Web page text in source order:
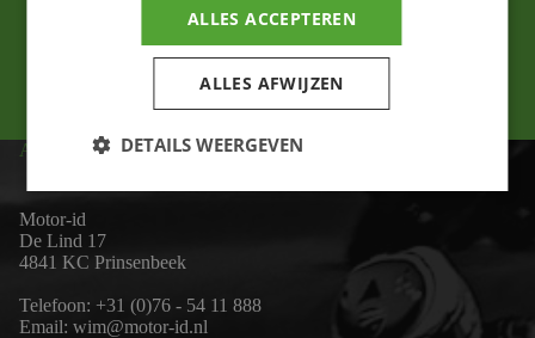
ADRES
Motor-id
De Lind 17
4841 KC Prinsenbeek
Telefoon: +31 (0)76 - 54 11 888
Email: wim@motor-id.nl
ALLES ACCEPTEREN
ALLES AFWIJZEN
DETAILS WEERGEVEN